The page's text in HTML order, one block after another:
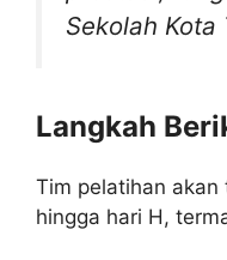
Sekolah Kota
Langkah
Tim pelatihan akan
hingga hari H,